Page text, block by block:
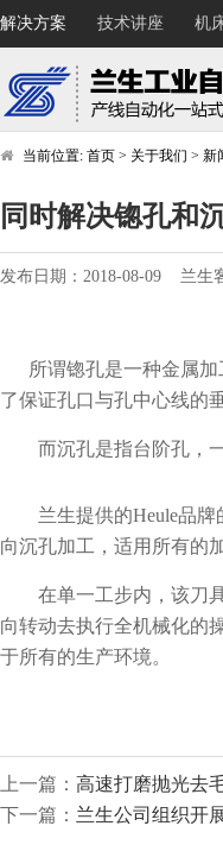
解决方案 技术讲座 机
当前位置: 首页 > 关于我们 > 新
同时解决锪孔和
发布日期：2018-08-09 兰生
所谓锪孔是一种金属加
了保证孔口与孔中心线的
而沉孔是指台阶孔，一
兰生提供的Heule品牌
向沉孔加工，适用所有的
在单一工步内，该刀具
向转动去执行全机械化的
于所有的生产环境。
上一篇： 高速打磨抛光去
下一篇： 兰生公司组织开